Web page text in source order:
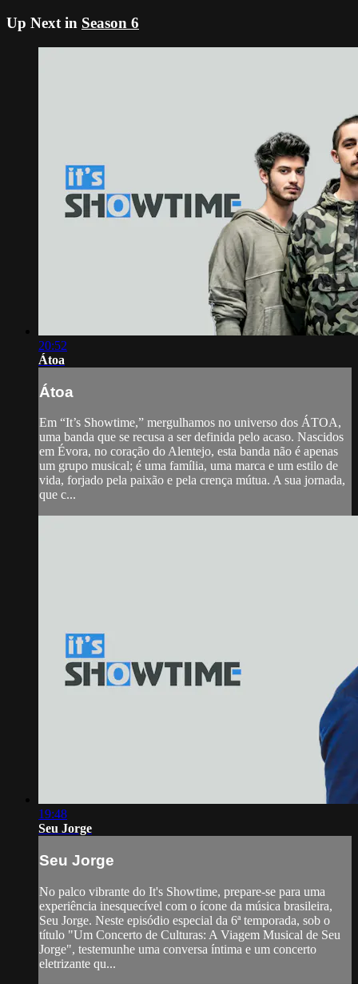
Up Next in Season 6
20:52
Átoa
Átoa
Em “It’s Showtime,” mergulhamos no universo dos ÁTOA,
uma banda que se recusa a ser definida pelo acaso. Nascidos
em Évora, no coração do Alentejo, esta banda não é apenas
um grupo musical; é uma família, uma marca e um estilo de
vida, forjado pela paixão e pela crença mútua. A sua jornada,
que c...
19:48
Seu Jorge
Seu Jorge
No palco vibrante do It's Showtime, prepare-se para uma
experiência inesquecível com o ícone da música brasileira,
Seu Jorge. Neste episódio especial da 6ª temporada, sob o
título "Um Concerto de Culturas: A Viagem Musical de Seu
Jorge", testemunhe uma conversa íntima e um concerto
eletrizante qu...